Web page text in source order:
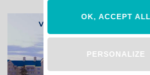
OK, ACCEPT ALL
PERSONALIZE